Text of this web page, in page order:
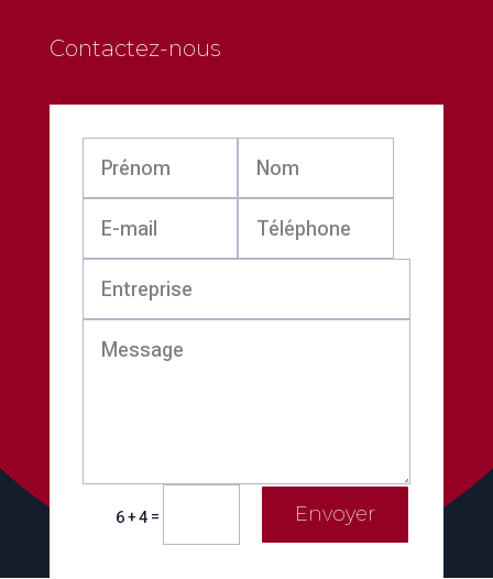
Contactez-nous
6 + 4 = Envoyer